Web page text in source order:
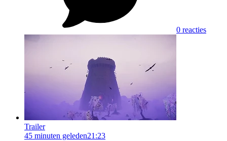
0 reacties
Trailer
45 minuten geleden21:23